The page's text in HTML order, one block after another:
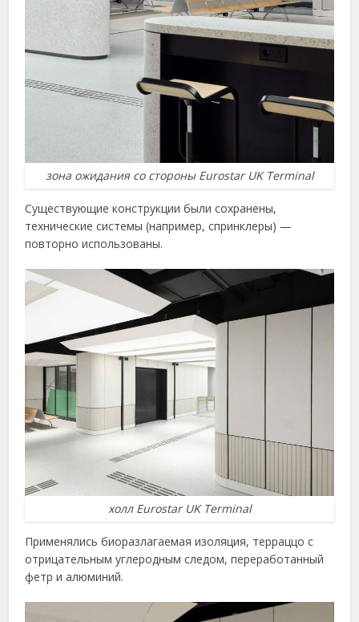
зона ожидания со стороны Eurostar UK Terminal
Существующие конструкции были сохранены,
технические системы (например, спринклеры) —
повторно использованы.
холл Eurostar UK Terminal
Применялись биоразлагаемая изоляция, терраццо с
отрицательным углеродным следом, переработанный
фетр и алюминий.